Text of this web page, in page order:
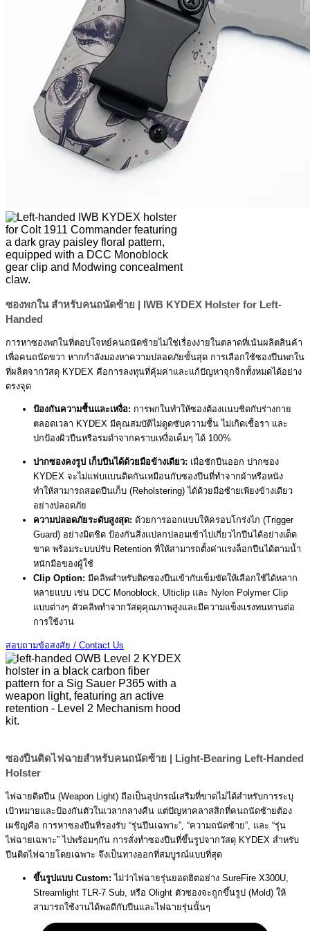
ซองพกใน สำหรับคนถนัดซ้าย | IWB KYDEX Holster for Left-
Handed
การหาซองพกในที่ตอบโจทย์คนถนัดซ้ายไม่ใช่เรื่องง่ายในตลาดที่เน้นผลิตสินค้า
เพื่อคนถนัดขวา หากกำลังมองหาความปลอดภัยขั้นสุด การเลือกใช้ซองปืนพกใน
ที่ผลิตจากวัสดุ KYDEX คือการลงทุนที่คุ้มค่าและแก้ปัญหาจุกจิกทั้งหมดได้อย่าง
ตรงจุด
ป้องกันความชื้นและเหงื่อ: การพกในทำให้ซองต้องแนบชิดกับร่างกาย
ตลอดเวลา KYDEX มีคุณสมบัติไม่ดูดซับความชื้น ไม่เกิดเชื้อรา และ
ปกป้องผิวปืนหรือรมดำจากคราบเหงื่อเค็มๆ ได้ 100%
ปากซองคงรูป เก็บปืนได้ด้วยมือข้างเดียว: เมื่อชักปืนออก ปากซอง
KYDEX จะไม่แฟบแบนติดกันเหมือนกับซองปืนที่ทำจากผ้าหรือหนัง
ทำให้สามารถสอดปืนเก็บ (Reholstering) ได้ด้วยมือซ้ายเพียงข้างเดียว
อย่างปลอดภัย
ความปลอดภัยระดับสูงสุด: ด้วยการออกแบบให้ครอบโกร่งไก (Trigger
Guard) อย่างมิดชิด ป้องกันสิ่งแปลกปลอมเข้าไปเกี่ยวไกปืนได้อย่างเด็ด
ขาด พร้อมระบบปรับ Retention ที่ให้สามารถตั้งค่าแรงล็อกปืนได้ตามน้ำ
หนักมือของผู้ใช้
Clip Option: มีคลิพสำหรับติดซองปืนเข้ากับเข็มขัดให้เลือกใช้ได้หลาก
หลายแบบ เช่น DCC Monoblock, Ulticlip และ Nylon Polymer Clip
แบบต่างๆ ตัวคลิพทำจากวัสดุคุณภาพสูงและมีความแข็งแรงทนทานต่อ
การใช้งาน
สอบถามข้อสงสัย / Contact Us
ซองปืนติดไฟฉายสำหรับคนถนัดซ้าย | Light-Bearing Left-Handed
Holster
ไฟฉายติดปืน (Weapon Light) ถือเป็นอุปกรณ์เสริมที่ขาดไม่ได้สำหรับการระบุ
เป้าหมายและป้องกันตัวในเวลากลางคืน แต่ปัญหาคลาสสิกที่คนถนัดซ้ายต้อง
เผชิญคือ การหาซองปืนที่รองรับ “รุ่นปืนเฉพาะ”, “ความถนัดซ้าย”, และ “รุ่น
ไฟฉายเฉพาะ” ไปพร้อมๆกัน การสั่งทำซองปืนที่ขึ้นรูปจากวัสดุ KYDEX สำหรับ
ปืนติดไฟฉายโดยเฉพาะ จึงเป็นทางออกที่สมบูรณ์แบบที่สุด
ขึ้นรูปแบบ Custom: ไม่ว่าไฟฉายรุ่นยอดฮิตอย่าง SureFire X300U,
Streamlight TLR-7 Sub, หรือ Olight ตัวซองจะถูกขึ้นรูป (Mold) ให้
สามารถใช้งานได้พอดีกับปืนและไฟฉายรุ่นนั้นๆ